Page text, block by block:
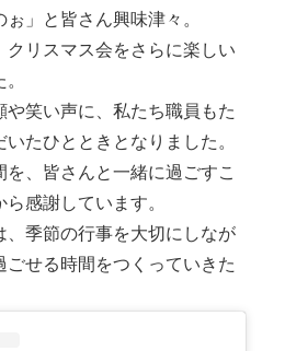
」と皆さん興味津々。
クリスマス会をさらに楽しい
笑い声に、私たち職員もた
たひとときとなりました。
を、皆さんと一緒に過ごすこ
感謝しています。
、季節の行事を大切にしなが
ごせる時間をつくっていきた